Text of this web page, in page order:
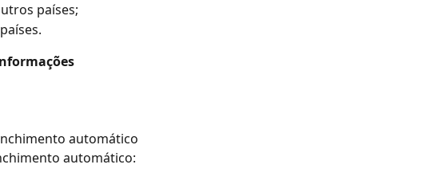
países;
automático
automático: